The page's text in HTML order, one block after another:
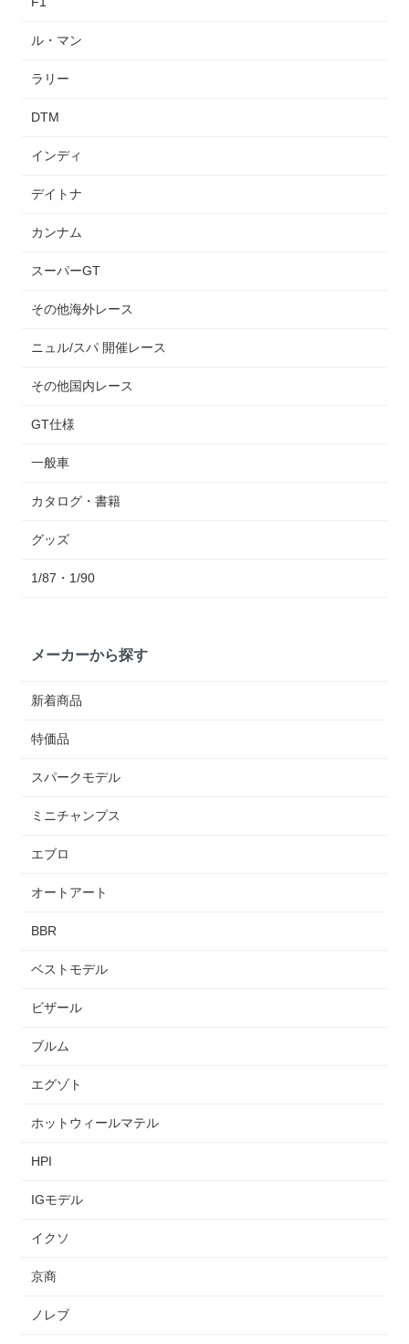
ル・マン
ラリー
DTM
インディ
デイトナ
カンナム
スーパーGT
その他海外レース
ニュル/スパ 開催レース
その他国内レース
GT仕様
一般車
カタログ・書籍
グッズ
1/87・1/90
メーカーから探す
新着商品
特価品
スパークモデル
ミニチャンプス
エブロ
オートアート
BBR
ベストモデル
ビザール
ブルム
エグゾト
ホットウィールマテル
HPI
IGモデル
イクソ
京商
ノレブ